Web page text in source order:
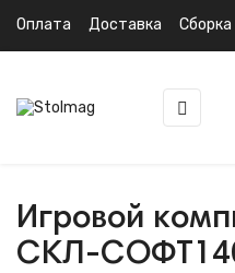
Оплата Доставка Сборка
Toggle
☰
Игровой
СКЛ-